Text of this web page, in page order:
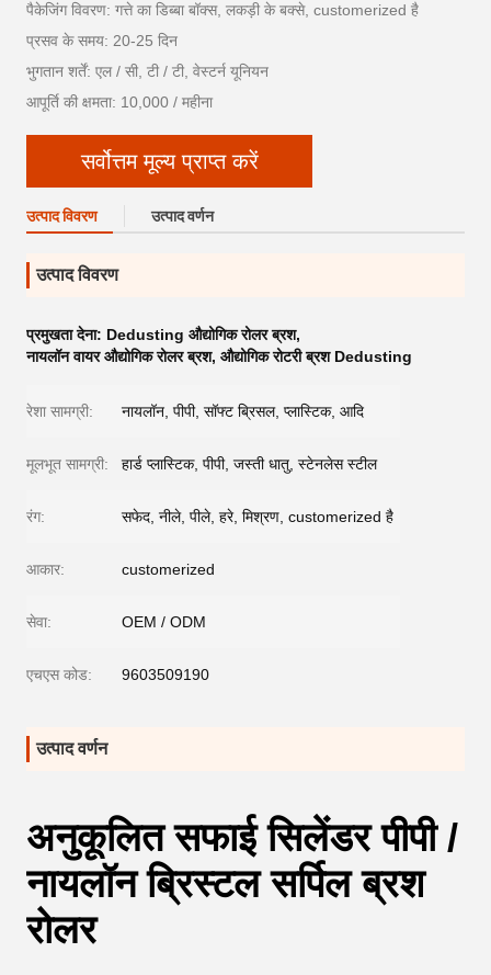
पैकेजिंग विवरण: गत्ते का डिब्बा बॉक्स, लकड़ी के बक्से, customerized है
प्रसव के समय: 20-25 दिन
भुगतान शर्तें: एल / सी, टी / टी, वेस्टर्न यूनियन
आपूर्ति की क्षमता: 10,000 / महीना
सर्वोत्तम मूल्य प्राप्त करें
उत्पाद विवरण उत्पाद वर्णन
उत्पाद विवरण
प्रमुखता देना: Dedusting औद्योगिक रोलर ब्रश,
नायलॉन वायर औद्योगिक रोलर ब्रश, औद्योगिक रोटरी ब्रश Dedusting
रेशा सामग्री: नायलॉन, पीपी, सॉफ्ट ब्रिसल, प्लास्टिक, आदि
मूलभूत सामग्री: हार्ड प्लास्टिक, पीपी, जस्ती धातु, स्टेनलेस स्टील
रंग: सफेद, नीले, पीले, हरे, मिश्रण, customerized है
आकार: customerized
सेवा: OEM / ODM
एचएस कोड: 9603509190
उत्पाद वर्णन
अनुकूलित सफाई सिलेंडर पीपी /
नायलॉन ब्रिस्टल सर्पिल ब्रश
रोलर